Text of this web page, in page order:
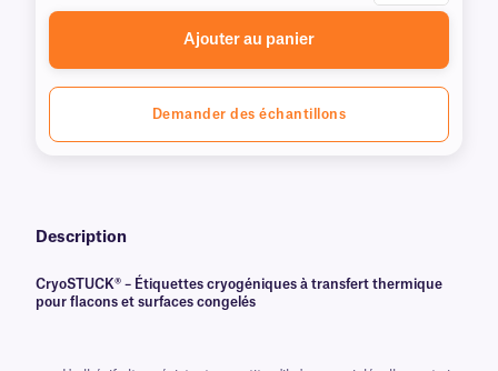
Ajouter au panier
Demander des échantillons
Description
CryoSTUCK® – Étiquettes cryogéniques à transfert thermique
pour flacons et surfaces congelés